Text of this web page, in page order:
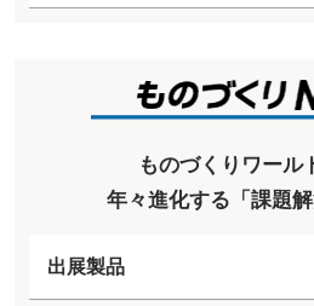
ものづくりワール
年々進化する「課題
出展製品